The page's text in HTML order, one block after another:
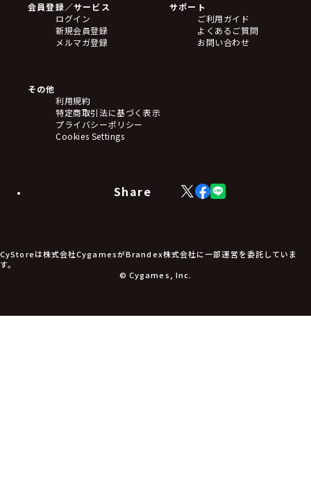
会員登録／サービス
ログイン
新規会員登録
メルマガ登録
サポート
ご利用ガイド
よくあるご質問
お問い合わせ
その他
利用規約
特定商取引法に基づく表示
プライバシーポリシー
Cookies Settings
Share
X
(Twitter)
Facebook
LINE
CyStoreは株式会社CygamesがBrandex株式会社に一部運営を委託していま
す。
© Cygames, Inc.